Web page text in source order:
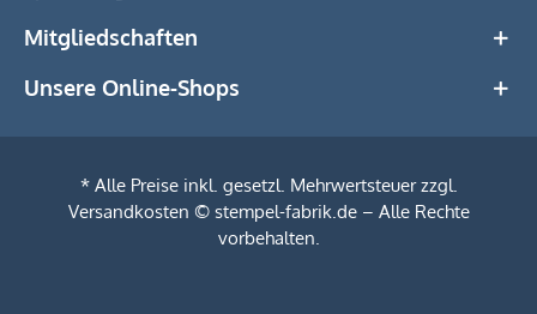
Mitgliedschaften
Unsere Online-Shops
* Alle Preise inkl. gesetzl. Mehrwertsteuer zzgl.
Versandkosten © stempel-fabrik.de – Alle Rechte
vorbehalten.